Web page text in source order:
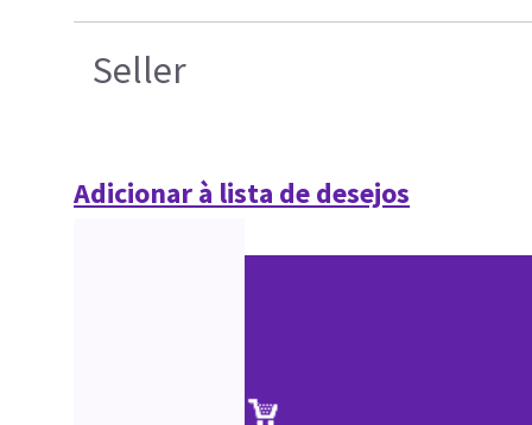
Seller
Adicionar à lista de desejos